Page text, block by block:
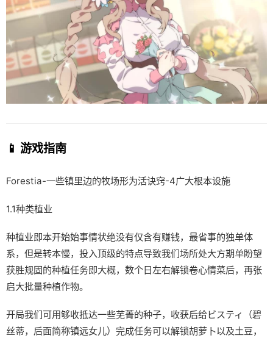
📱 游戏指南
Forestia-一些镇里边的牧场形为活诀窍-4广大根本设施
1.1种类植业
种植业即本开始始事情状绝没有仅含有赚钱，最省事的独单体
系，但是转本慢，投入顶级的特点导致我们场所处大方期单盼望
获胜规固的种植任务即大概，数个日左右解锁卷心情菜后，再张
启大批量种植作物。
开局我们可用够收抵达一些芜菁的种子，收获后给ビスティ（碧
丝蒂，后面简称镇远女儿）完成任务可以解锁胡萝卜以及土豆，